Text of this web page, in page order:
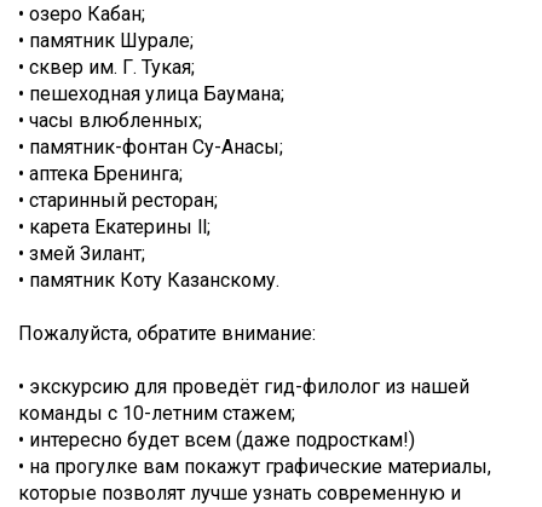
• озеро Кабан;
• памятник Шурале;
• сквер им. Г. Тукая;
• пешеходная улица Баумана;
• часы влюбленных;
• памятник-фонтан Су-Анасы;
• аптека Бренинга;
• старинный ресторан;
• карета Екатерины ll;
• змей Зилант;
• памятник Коту Казанскому.
Пожалуйста, обратите внимание:
• экскурсию для проведёт гид-филолог из нашей
команды с 10-летним стажем;
• интересно будет всем (даже подросткам!)
• на прогулке вам покажут графические материалы,
которые позволят лучше узнать современную и